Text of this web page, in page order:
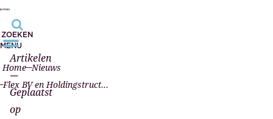
ZOEKEN
MENU
Home Nieuws
Flex BV en Holdingstructuur
Artikelen
—
Geplaatst
op